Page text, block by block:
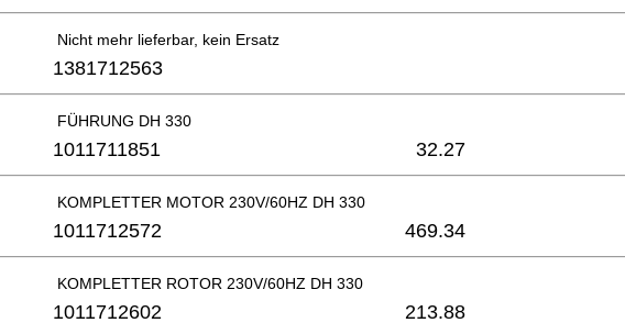
Nicht mehr lieferbar, kein Ersatz
1381712563
FÜHRUNG DH 330
1011711851 32.27
KOMPLETTER MOTOR 230V/60HZ DH 330
1011712572 469.34
KOMPLETTER ROTOR 230V/60HZ DH 330
1011712602 213.88